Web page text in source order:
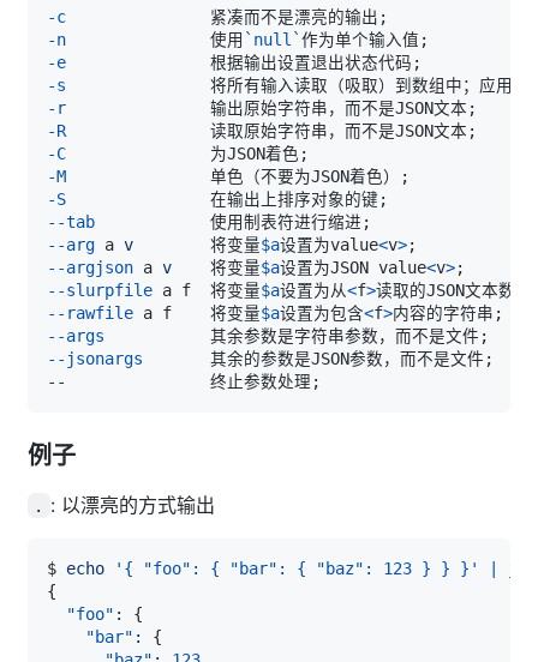
-c
               紧凑而不是漂亮的输出
;
-n
               使用
` null `作为单个输入值 ;
-e
               根据输出设置退出状态代码
;
-s
将所有输入读取（吸取）到数组中；应用过
-r
               输出原始字符串，而不是JSON文本
;
-R
               读取原始字符串，而不是JSON文本
;
-C
               为JSON着色
;
-M
               单色（不要为JSON着色）
;
-S
               在输出上排序对象的键
;
--tab
            使用制表符进行缩进
;
--arg a v
        将变量
$a设置为value<v>;
--argjson a v
    将变量
$a设置为JSON value<v>;
--slurpfile a f  将变量$a设置为从<f>读取的JSON文本数组
--rawfile a f    将变量$a设置为包含<f>内容的字符串 ;
--args
           其余参数是字符串参数，而不是文件
;
--jsonargs
       其余的参数是JSON参数，而不是文件
;
--               终止参数处理 ;
例子
. : 以漂亮的方式输出
$ echo '{ "foo": { "bar": { "baz": 123 } } }' |
{
"foo" :
{
"bar" :
{